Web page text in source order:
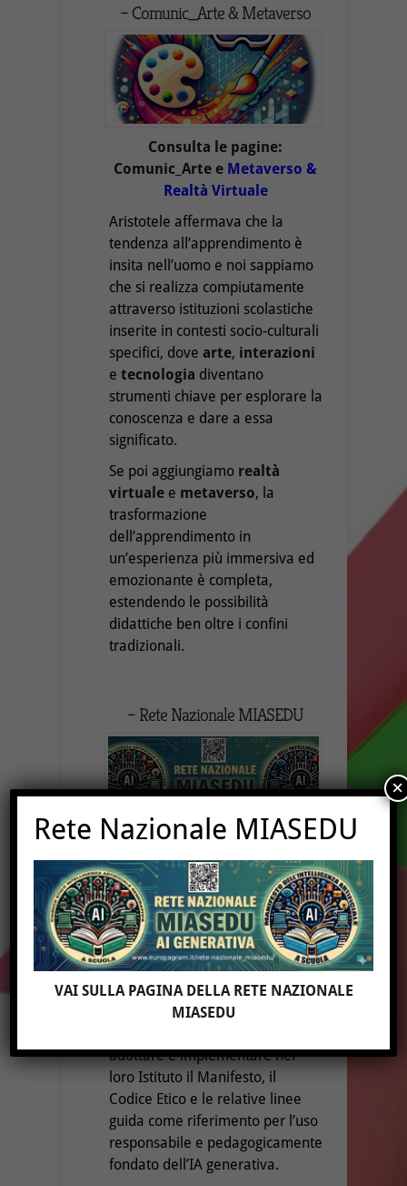
– Comunic_Arte & Metaverso
Consulta le pagine:
Comunic_Arte e Metaverso &
Realtà Virtuale
Aristotele affermava che la
tendenza all’apprendimento è
insita nell’uomo e noi sappiamo
che si realizza compiutamente
attraverso istituzioni scolastiche
inserite in contesti socio-culturali
specifici, dove arte, interazioni
e tecnologia diventano
strumenti chiave per esplorare la
conoscenza e dare a essa
significato.
Se poi aggiungiamo realtà
virtualee metaverso, la
trasformazione
dell’apprendimento in
un’esperienza più immersiva ed
emozionante è completa,
estendendo le possibilità
didattiche ben oltre i confini
tradizionali.
– Rete Nazionale MIASEDU
MIASEDU–I nostri Partner
–Area riservata
Il 18 dicembre 2025 è nata la
Rete Nazionale MIASEDU
(Capofila ISIS Europa), nella
quale sono confluite oltre200
Scuole di tutto il territorio
adottare e implementare nel
loro Istituto il Manifesto, il
Codice Etico e le relative linee
guida come riferimento per l’uso
responsabile e pedagogicamente
fondato dell’IA generativa.
Rete Nazionale MIASEDU
VAI SULLA PAGINA DELLA RETE NAZIONALE
MIASEDU
×